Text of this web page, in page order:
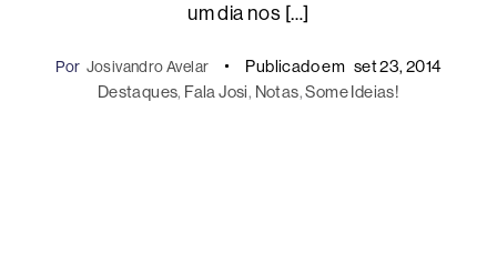
um dia nos […]
Por Josivandro Avelar Publicado em set 23, 2014
Destaques, Fala Josi, Notas, Some Ideias!